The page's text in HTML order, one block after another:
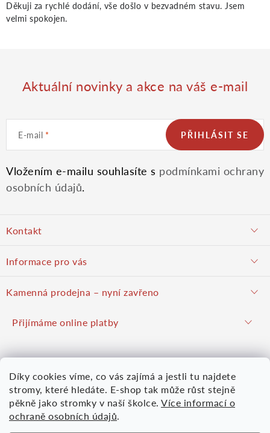
Díky cookies víme, co vás zajímá a jestli tu najdete
stromy, které hledáte. E-shop tak může růst stejně
pěkně jako stromky v naší školce. Více informací o
ochraně osobních údajů.
v
i
s
u
Děkuji za rychlé dodání, vše došlo v bezvadném stavu. Jsem
velmi spokojen.
Aktuální novinky a akce na váš e-mail
E-mail
Vložením e-mailu souhlasíte s podmínkami ochrany
osobních údajů.
PŘIHLÁSIT SE
p
t
Kontakt
Informace pro vás
Hodnocení obchodu
Kontakt
Obchodní podmínky
Osobní údaje
Moje objednávka
Kamenná prodejna – nyní zavřeno
Více informací
Přijímáme online platby
Nákupní košík
0KS /